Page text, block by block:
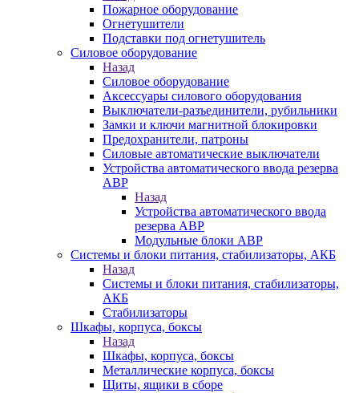
Пожарное оборудование
Огнетушители
Подставки под огнетушитель
Силовое оборудование
Назад
Силовое оборудование
Аксессуары силового оборудования
Выключатели-разъединители, рубильники
Замки и ключи магнитной блокировки
Предохранители, патроны
Силовые автоматические выключатели
Устройства автоматического ввода резерва
АВР
Назад
Устройства автоматического ввода
резерва АВР
Модульные блоки АВР
Системы и блоки питания, стабилизаторы, АКБ
Назад
Системы и блоки питания, стабилизаторы,
АКБ
Стабилизаторы
Шкафы, корпуса, боксы
Назад
Шкафы, корпуса, боксы
Металлические корпуса, боксы
Щиты, ящики в сборе